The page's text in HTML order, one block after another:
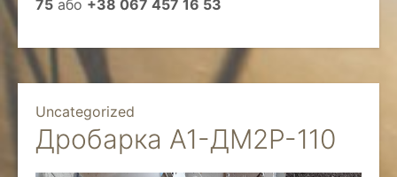
75 або +38 067 457 16 53
Uncategorized
Дробарка А1-ДМ2Р-110